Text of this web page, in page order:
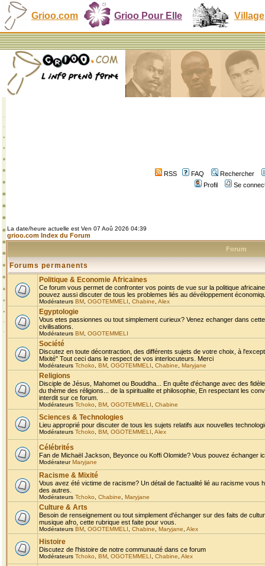
Grioo.com Grioo Pour Elle Village
RSS FAQ
Rechercher
Profil
Se
La date/heure actuelle est Ven 07 Aoû 2026 04:39
grioo.com Index du Forum
Forum
Forums permanents
Politique & Economie Africaines
Ce forum vous permet de confronter vos points de vue sur la politique
pouvez aussi discuter de tous les problemes liés au dévéloppement
Modérateurs BM OGOTEMMELI Chabine Alex
Egyptologie
Vous etes passionnes ou tout simplement curieux? Venez echanger dans
civilisations.
Modérateurs BM OGOTEMMELI
Société
Discutez en toute décontraction, des différents sujets de votre choix, à
Mixité" Tout ceci dans le respect de vos interlocuteurs. Merci
Modérateurs Tchoko BM OGOTEMMELI Chabine Maryjane
Religions
Disciple de Jésus, Mahomet ou Bouddha... En quête d'échange avec des
du thème des réligions... de la spiritualite et philosophie, En respectant les
interdit sur ce forum.
Modérateurs Tchoko BM OGOTEMMELI Chabine
Sciences & Technologies
Lieu approprié pour discuter de tous les sujets relatifs aux nouvelles
Modérateurs Tchoko BM OGOTEMMELI Alex
Célébrités
Fan de Michaël Jackson, Beyonce ou Koffi Olomide? Vous pouvez échanger
ModérateurMaryjane
Racisme & Mixité
Vous avez été victime de racisme? Un détail de l'actualité lié au racisme
des autres.
Modérateurs Tchoko Chabine Maryjane
Culture & Arts
Besoin de renseignement ou tout simplement d'échanger sur des faits de
musique afro, cette rubrique est faite pour vous.
Modérateurs BM OGOTEMMELI Chabine Maryjane Alex
Histoire
Discutez de l'histoire de notre communauté dans ce forum
Modérateurs Tchoko BM OGOTEMMELI Chabine Alex